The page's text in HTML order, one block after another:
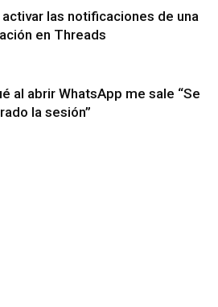
activar las notificaciones de una
en Threads
al abrir WhatsApp me sale “Se
la sesión”